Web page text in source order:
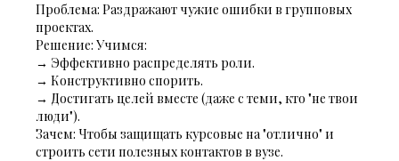
Проблема: Раздражают чужие ошибки в групповых
проектах.
Решение: Учимся:
→ Эффективно распределять роли.
→ Конструктивно спорить.
→ Достигать целей вместе (даже с теми, кто "не твои
люди").
Зачем: Чтобы защищать курсовые на "отлично" и
строить сети полезных контактов в вузе.